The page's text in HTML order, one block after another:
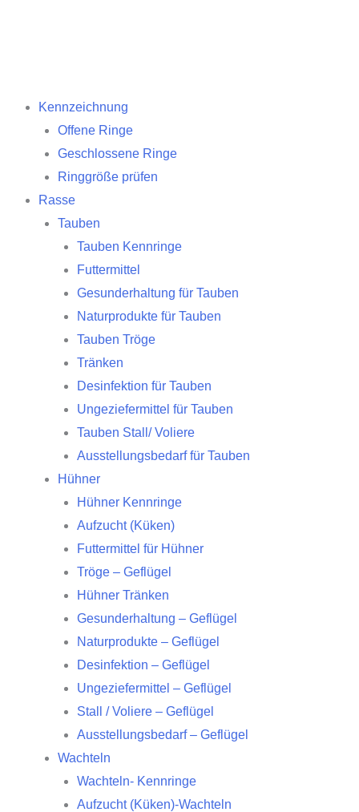
Kennzeichnung
Offene Ringe
Geschlossene Ringe
Ringgröße prüfen
Rasse
Tauben
Tauben Kennringe
Futtermittel
Gesunderhaltung für Tauben
Naturprodukte für Tauben
Tauben Tröge
Tränken
Desinfektion für Tauben
Ungeziefermittel für Tauben
Tauben Stall/ Voliere
Ausstellungsbedarf für Tauben
Hühner
Hühner Kennringe
Aufzucht (Küken)
Futtermittel für Hühner
Tröge – Geflügel
Hühner Tränken
Gesunderhaltung – Geflügel
Naturprodukte – Geflügel
Desinfektion – Geflügel
Ungeziefermittel – Geflügel
Stall / Voliere – Geflügel
Ausstellungsbedarf – Geflügel
Wachteln
Wachteln- Kennringe
Aufzucht (Küken)-Wachteln